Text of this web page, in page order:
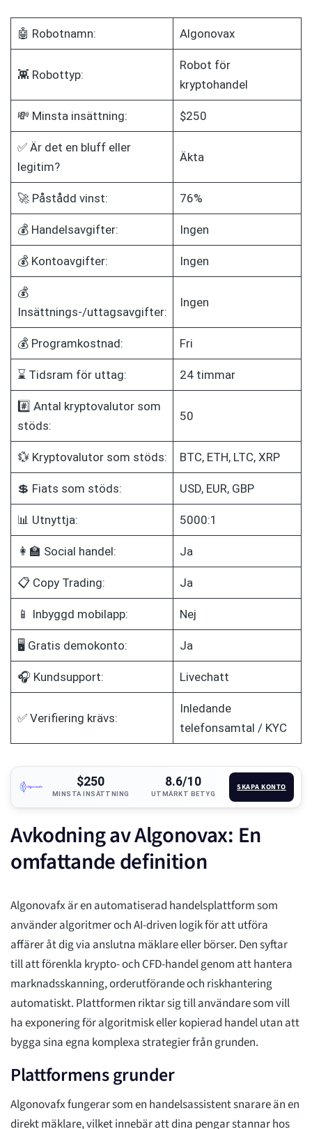
🤖 Robotnamn: Algonovax
👾 Robottyp:
Robot för
kryptohandel
💸 Minsta insättning: $250
✅ Är det en bluff eller
legitim?
Äkta
🚀 Påstådd vinst: 76%
💰 Handelsavgifter: Ingen
💰 Kontoavgifter: Ingen
💰
Insättnings-/uttagsavgifter:
Ingen
💰 Programkostnad: Fri
⌛ Tidsram för uttag: 24 timmar
#️⃣ Antal kryptovalutor som
stöds:
50
💱 Kryptovalutor som stöds: BTC, ETH, LTC, XRP
💲 Fiats som stöds: USD, EUR, GBP
📊 Utnyttja: 5000:1
👩‍🏫 Social handel: Ja
📋 Copy Trading: Ja
📱 Inbyggd mobilapp: Nej
🖥️ Gratis demokonto: Ja
🎧 Kundsupport: Livechatt
✅ Verifiering krävs:
Inledande
telefonsamtal / KYC
$250
MINSTA INSÄTTNING
8.6/10
UTMÄRKT BETYG
SKAPA KONTO
Avkodning av Algonovax: En
omfattande definition
Algonovafx är en automatiserad handelsplattform som
använder algoritmer och AI-driven logik för att utföra
affärer åt dig via anslutna mäklare eller börser. Den syftar
till att förenkla krypto- och CFD-handel genom att hantera
marknadsskanning, orderutförande och riskhantering
automatiskt. Plattformen riktar sig till användare som vill
ha exponering för algoritmisk eller kopierad handel utan att
bygga sina egna komplexa strategier från grunden.
Plattformens grunder
Algonovafx fungerar som en handelsassistent snarare än en
direkt mäklare, vilket innebär att dina pengar stannar hos